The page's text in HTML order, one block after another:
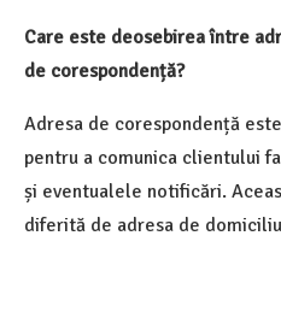
Care este deosebirea între
de corespondență?
Adresa de corespondență
pentru a comunica clientului
și eventualele notificări.
diferită de adresa de